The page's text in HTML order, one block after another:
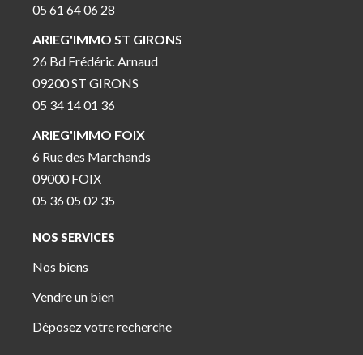
05 61 64 06 28
ARIEG'IMMO ST GIRONS
26 Bd Frédéric Arnaud
09200 ST GIRONS
05 34 14 01 36
ARIEG'IMMO FOIX
6 Rue des Marchands
09000 FOIX
05 36 05 02 35
NOS SERVICES
Nos biens
Vendre un bien
Déposez votre recherche